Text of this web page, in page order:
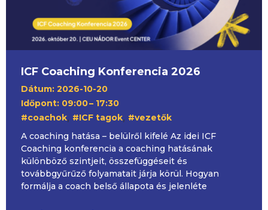
ICF Coaching Konferencia 2026
Dátum: 2026-10-20
Időpont: 09:00– 17:30
#coachok, #ICF tagok, #vezetők
A coaching hatása – belülről kifelé Az idei ICF
Coaching konferencia a coaching hatásának
különböző szintjeit, összefüggéseit és
továbbgyűrűző folyamatait járja körül. Hogyan
formálja a coach belső állapota és jelenléte